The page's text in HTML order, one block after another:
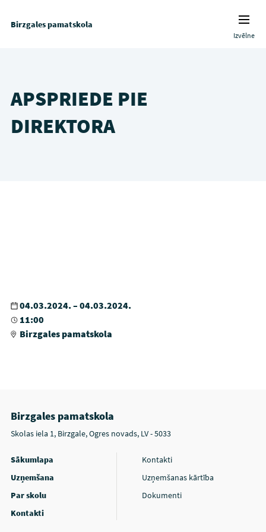
Birzgales pamatskola
Izvēlne
APSPRIEDE PIE
DIREKTORA
04.03.2024. – 04.03.2024.
11:00
Birzgales pamatskola
Birzgales pamatskola
Skolas iela 1, Birzgale, Ogres novads, LV - 5033
Sākumlapa
Uzņemšana
Par skolu
Kontakti
Kontakti
Uzņemšanas kārtība
Dokumenti